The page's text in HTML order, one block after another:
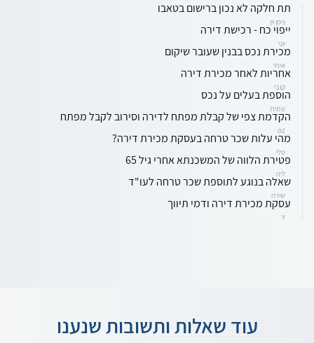
תת חלקה לא נכון ברישום בטאבו
ניסן וין
ייפוי כח - רכישת דירה
יוני
מכירת נכס בבנין שעובר שיקום
איתי
אחריות לאחר מכירת דירה
קובי
הוספת בעלים על נכס
עמית
הקדמת צפי של קבלת מפתח לדירה וסירוב לקבל מפתח
oz
מהי עלות שכר טרחה בעסקת מכירת דירה?
טלי
פטירת הלווה של המשכנתא אחרי גיל 65
ליה
שאלה בנוגע לתוספת שכר טרחה לעו"ד
שירה
עסקת מכירת דירה ודמי תיווך
ד
עוד שאלות ותשובות שנענו